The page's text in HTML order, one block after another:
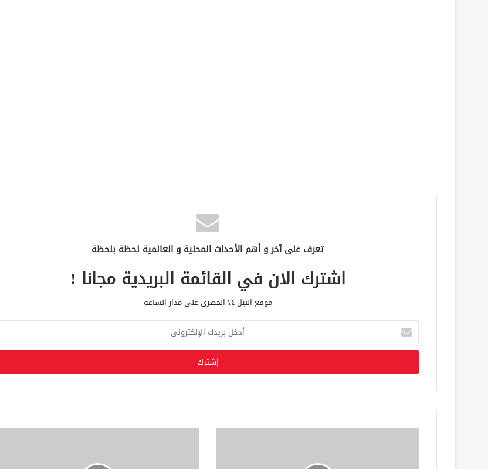
تعرف على آخر و أهم الأحداث المحلية و العالمية لحظة بلحظة
اشترك الان في القائمة البريدية مجانا !
موقع النيل ٢٤ الحصري علي مدار الساعة
خ
ب
د
ك